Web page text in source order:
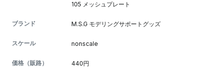
105 メッシュプレート
ブランド M.S.G モデリングサポートグッズ
スケール nonscale
価格（販路） 440円